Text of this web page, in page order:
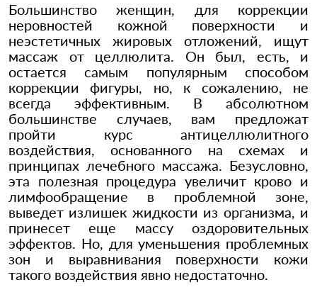
Большинство женщин, для коррекции
неровностей кожной поверхности и
неэстетичных жировых отложений, ищут
массаж от целлюлита. Он был, есть, и
остается самым популярным способом
коррекции фигуры, но, к сожалению, не
всегда эффективным. В абсолютном
большинстве случаев, вам предложат
пройти курс антицеллюлитного
воздействия, основанного на схемах и
принципах лечебного массажа. Безусловно,
эта полезная процедура увеличит крово и
лимфообращение в проблемной зоне,
выведет излишек жидкости из организма, и
принесет еще массу оздоровительных
эффектов. Но, для уменьшения проблемных
зон и выравнивания поверхности кожи
такого воздействия явно недостаточно.